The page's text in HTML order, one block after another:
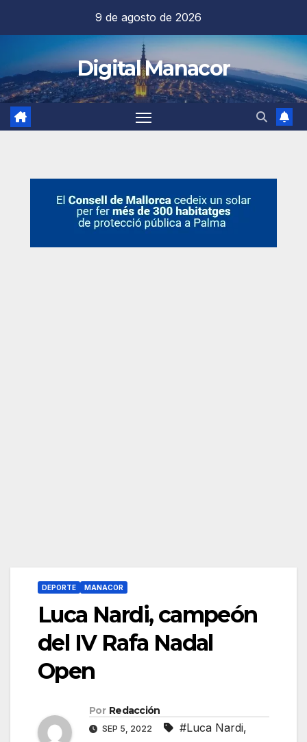
contenido
9 de agosto de 2026
Digital Manacor
DEPORTE MANACOR
Luca Nardi, campeón
del IV Rafa Nadal
Open
Por Redacción
SEP 5, 2022 #Luca Nardi,